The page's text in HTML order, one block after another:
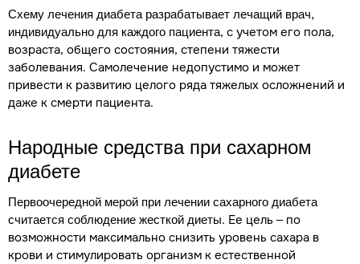
Схему лечения диабета разрабатывает лечащий врач,
индивидуально для каждого пациента, с учетом его пола,
возраста, общего состояния, степени тяжести
заболевания. Самолечение недопустимо и может
привести к развитию целого ряда тяжелых осложнений и
даже к смерти пациента.
Народные средства при сахарном
диабете
Первоочередной мерой при лечении сахарного диабета
считается соблюдение жесткой диеты. Ее цель – по
возможности максимально снизить уровень сахара в
крови и стимулировать организм к естественной